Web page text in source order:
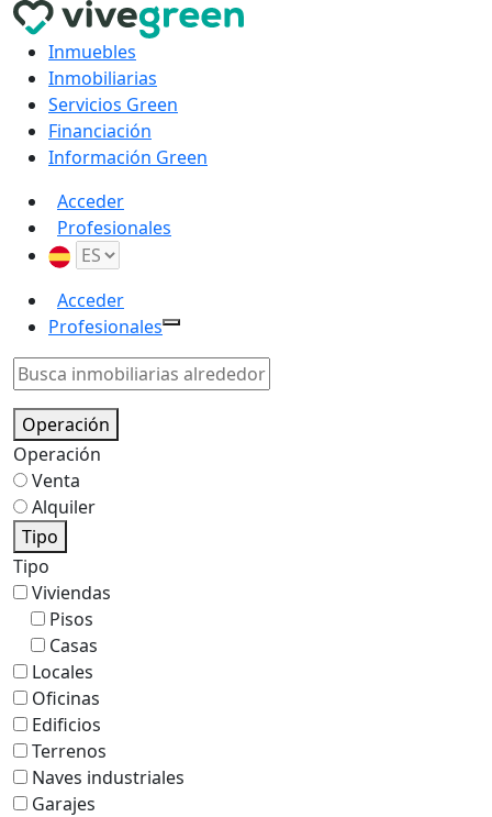
Inmuebles
Inmobiliarias
Servicios Green
Financiación
Información Green
Acceder
Profesionales
Acceder
Profesionales
Operación
Operación
Venta
Alquiler
Tipo
Tipo
Viviendas
Pisos
Casas
Locales
Oficinas
Edificios
Terrenos
Naves industriales
Garajes